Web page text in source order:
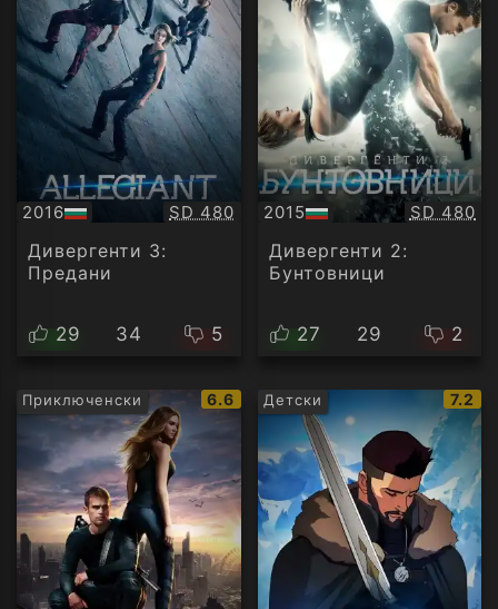
2016
БГ
аудио
Качество:
SD 480
Дивергенти 3:
Предани
29 34 5
2015
БГ
аудио
SD 480
Дивергенти 2:
Бунтовници
27 29 2
Приключенски
IMDb
рейтинг:
6.6 Детски
IMDb
7.2